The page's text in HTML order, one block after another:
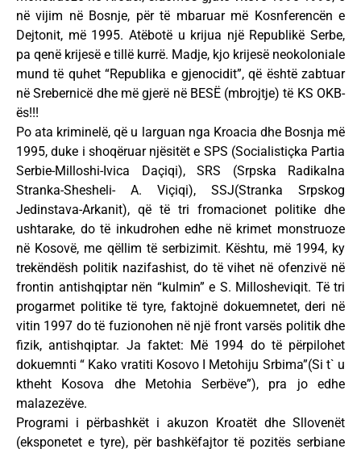
në vijim në Bosnje, për të mbaruar më Kosnferencën e
Dejtonit, më 1995. Atëbotë u krijua një Republikë Serbe,
pa qenë krijesë e tillë kurrë. Madje, kjo krijesë neokoloniale
mund të quhet “Republika e gjenocidit”, që është zabtuar
në Srebernicë dhe më gjerë në BESË (mbrojtje) të KS OKB-
ës!!!
Po ata kriminelë, që u larguan nga Kroacia dhe Bosnja më
1995, duke i shoqëruar njësitët e SPS (Socialistiçka Partia
Serbie-Milloshi-Ivica Daçiqi), SRS (Srpska Radikalna
Stranka-Shesheli- A. Viçiqi), SSJ(Stranka Srpskog
Jedinstava-Arkanit), që të tri fromacionet politike dhe
ushtarake, do të inkudrohen edhe në krimet monstruoze
në Kosovë, me qëllim të serbizimit. Kështu, më 1994, ky
trekëndësh politik nazifashist, do të vihet në ofenzivë në
frontin antishqiptar nën “kulmin” e S. Millosheviqit. Të tri
progarmet politike të tyre, faktojnë dokuemnetet, deri në
vitin 1997 do të fuzionohen në një front varsës politik dhe
fizik, antishqiptar. Ja faktet: Më 1994 do të përpilohet
dokuemnti “ Kako vratiti Kosovo I Metohiju Srbima”(Si t` u
ktheht Kosova dhe Metohia Serbëve”), pra jo edhe
malazezëve.
Programi i përbashkët i akuzon Kroatët dhe Sllovenët
(eksponetet e tyre), për bashkëfajtor të pozitës serbiane